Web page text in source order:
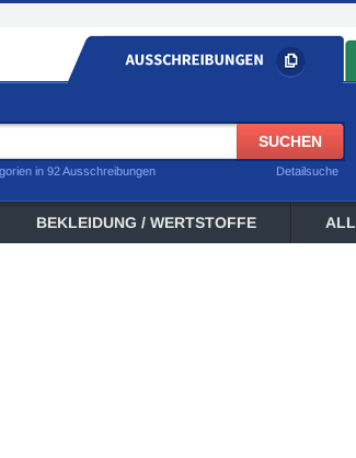
Detailsuche
in 92 Ausschreibungen
BEKLEIDUNG / WERTSTOFFE